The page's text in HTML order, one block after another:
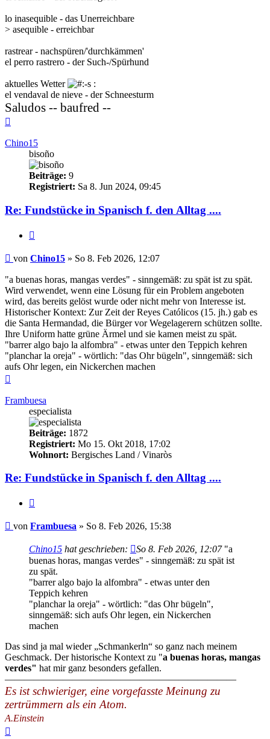
lo inasequible - das Unerreichbare
> asequible - erreichbar
rastrear - nachspüren/'durchkämmen'
el perro rastrero - der Such-/Spürhund
aktuelles Wetter
:
el vendaval de nieve - der Schneesturm
Saludos -- baufred --
Chino15
bisoño
Beiträge: 9
Registriert: Sa 8. Jun 2024, 09:45
Re: Fundstücke in Spanisch f. den Alltag ....
Beitrag
von Chino15 » So 8. Feb 2026, 12:07
"a buenas horas, mangas verdes" - sinngemäß: zu spät ist zu spät.
Wird verwendet, wenn eine Lösung für ein Problem angeboten
wird, das bereits gelöst wurde oder nicht mehr von Interesse ist.
Historischer Kontext: Zur Zeit der Reyes Católicos (15. jh.) gab es
die Santa Hermandad, die Bürger vor Wegelagerern schützen sollte.
Ihre Uniform hatte grüne Ärmel und sie kamen meist zu spät.
"barrer algo bajo la alfombra" - etwas unter den Teppich kehren
"planchar la oreja" - wörtlich: "das Ohr bügeln", sinngemäß: sich
aufs Ohr legen, ein Nickerchen machen
Frambuesa
especialista
Beiträge: 1872
Registriert: Mo 15. Okt 2018, 17:02
Wohnort: Bergisches Land / Vinaròs
Re: Fundstücke in Spanisch f. den Alltag ....
Beitrag
von Frambuesa » So 8. Feb 2026, 15:38
Chino15 hat geschrieben: So 8. Feb 2026, 12:07"a
buenas horas, mangas verdes" - sinngemäß: zu spät ist
zu spät.
"barrer algo bajo la alfombra" - etwas unter den
Teppich kehren
"planchar la oreja" - wörtlich: "das Ohr bügeln",
sinngemäß: sich aufs Ohr legen, ein Nickerchen
machen
Das sind ja mal wieder „Schmankerln“ so ganz nach meinem
Geschmack. Der historische Kontext zu "a buenas horas, mangas
verdes" hat mir ganz besonders gefallen.
————————————————————————
Es ist schwieriger, eine vorgefasste Meinung zu
zertrümmern als ein Atom.
A.Einstein